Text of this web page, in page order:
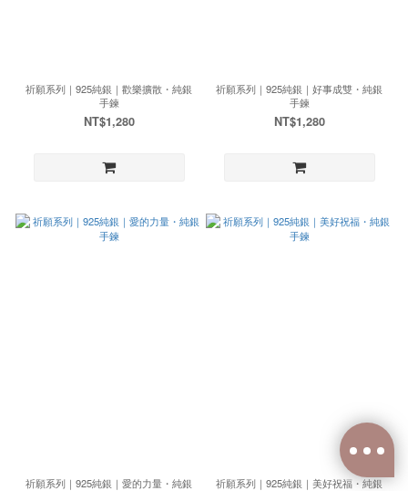
祈願系列｜925純銀｜歡樂擴散・純銀
手鍊
NT$1,280
祈願系列｜925純銀｜好事成雙・純銀
手鍊
NT$1,280
祈願系列｜925純銀｜愛的力量・純銀
祈願系列｜925純銀｜美好祝福・純銀